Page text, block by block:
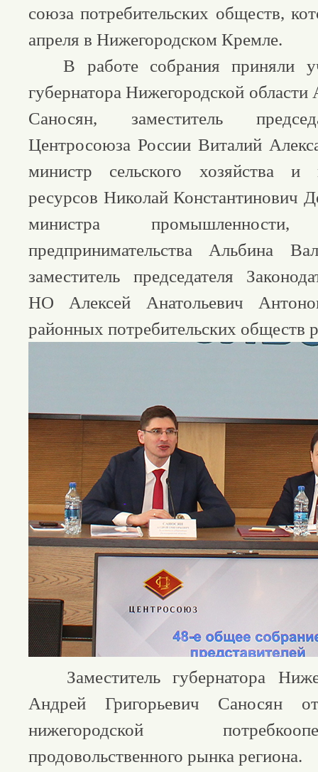
союза потребительских обществ,
апреля в Нижегородском Кремле.
В работе собрания приняли
губернатора Нижегородской области
Саносян, заместитель
Центросоюза России Виталий
министр сельского хозяйства и
ресурсов Николай Константинович
министра
предпринимательства Альбина
заместитель председателя
НО Алексей Анатольевич
районных потребительских обществ
Заместитель губернатора
Андрей Григорьевич Саносян
нижегородской
продовольственного рынка региона.